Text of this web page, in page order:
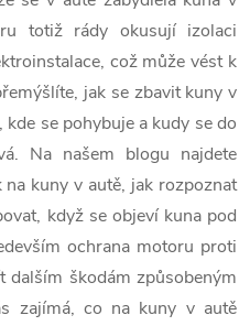
totiž rády okusují izolaci
což může vést k
jak se zbavit kuny v
se pohybuje a kudy se do
Na našem blogu najdete
kuny v autě, jak rozpoznat
když se objeví kuna pod
ochrana motoru proti
dalším škodám způsobeným
zajímá, co na kuny v autě